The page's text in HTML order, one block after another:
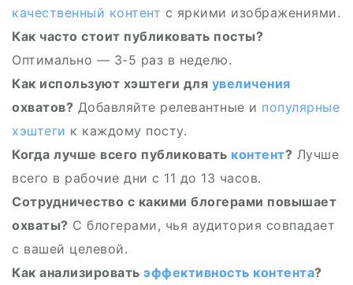
качественный контент с яркими изображениями.
Как часто стоит публиковать посты?
Оптимально — 3-5 раз в неделю.
Как используют хэштеги для увеличения
охватов? Добавляйте релевантные и популярные
хэштеги к каждому посту.
Когда лучше всего публиковать контент? Лучше
всего в рабочие дни с 11 до 13 часов.
Сотрудничество с какими блогерами повышает
охваты? С блогерами, чья аудитория совпадает
с вашей целевой.
Как анализировать эффективность контента?